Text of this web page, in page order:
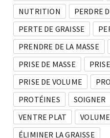
NUTRITION
PERDRE
PERTE DE GRAISSE
PRENDRE DE LA MASSE
PRISE DE MASSE
PRISE DE VOLUME
PROTÉINES
SOIGNER
VENTRE PLAT
ÉLIMINER LA GRAISSE